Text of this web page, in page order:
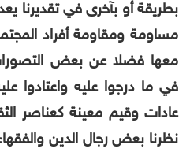
بطريقة أو بآخرى في تقديرنا
مساومة ومقاومة أفراد
معها فضلا عن بعض التصورات
في ما درجوا عليه واعتادوا
عادات وقيم معينة كعناصر
نظرنا بعض رجال الدين